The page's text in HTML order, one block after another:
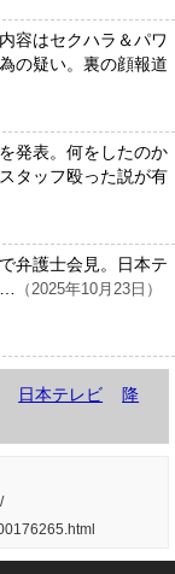
容はセクハラ＆パワ
の疑い。裏の顔報道
発表。何をしたのか
タッフ殴った説が有
弁護士会見。日本テ
（2025年10月23日）
日本テレビ
降